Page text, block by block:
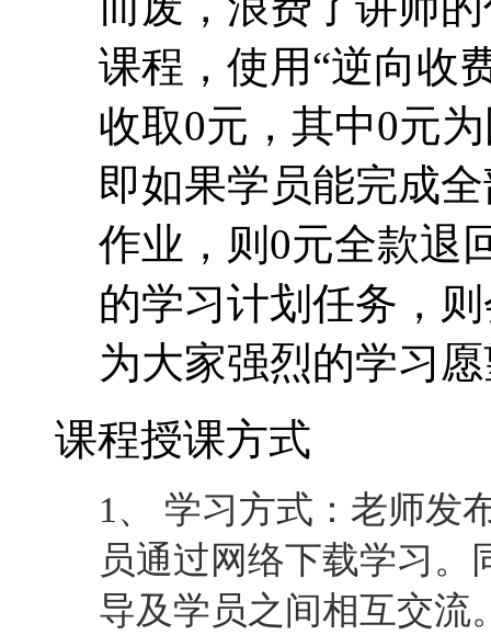
作业，则0元全款退
的学习计划任务，
为大家强烈的学习
课程授课方式
1、 学习方式：老师发
员通过网络下载学习
导及学员之间相互交流
2、 学习作业：每课均
则可进入下一课学习。
3、 老师辅导：通过论
一对一互动。